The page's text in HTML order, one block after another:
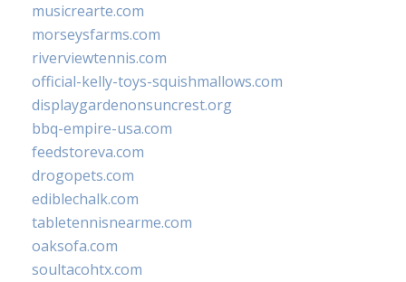
musicrearte.com
morseysfarms.com
riverviewtennis.com
official-kelly-toys-squishmallows.com
displaygardenonsuncrest.org
bbq-empire-usa.com
feedstoreva.com
drogopets.com
ediblechalk.com
tabletennisnearme.com
oaksofa.com
soultacohtx.com